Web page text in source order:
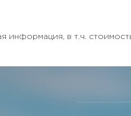
информация, в т.ч.